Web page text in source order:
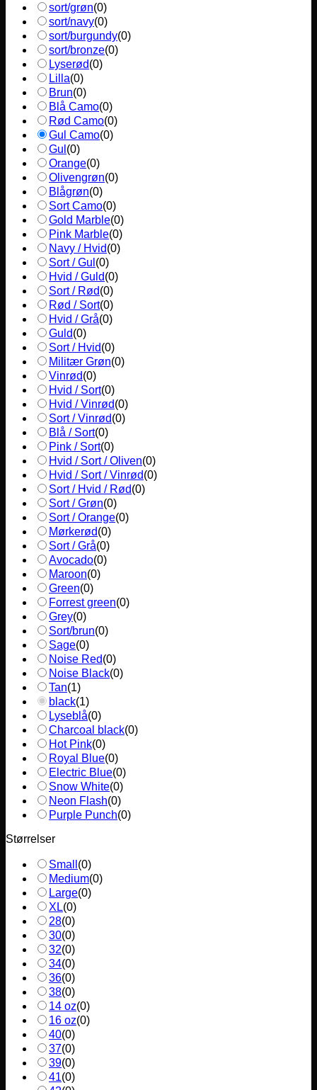
sort/grøn(0)
sort/navy(0)
sort/burgundy(0)
sort/bronze(0)
Lyserød(0)
Lilla(0)
Brun(0)
Blå Camo(0)
Rød Camo(0)
Gul Camo(0)
Gul (0)
Orange(0)
Olivengrøn(0)
Blågrøn(0)
Sort Camo(0)
Gold Marble(0)
Pink Marble(0)
Navy / Hvid(0)
Sort / Gul (0)
Hvid / Guld(0)
Sort / Rød(0)
Rød / Sort(0)
Hvid / Grå(0)
Guld(0)
Sort / Hvid(0)
Militær Grøn(0)
Vinrød(0)
Hvid / Sort(0)
Hvid / Vinrød(0)
Sort / Vinrød(0)
Blå / Sort(0)
Pink / Sort(0)
Hvid / Sort / Oliven(0)
Hvid / Sort / Vinrød(0)
Sort / Hvid / Rød(0)
Sort / Grøn(0)
Sort / Orange(0)
Mørkerød(0)
Sort / Grå(0)
Avocado(0)
Maroon(0)
Green(0)
Forrest green(0)
Grey(0)
Sort/brun(0)
Sage(0)
Noise Red(0)
Noise Black(0)
Tan(1)
black(1)
Lyseblå(0)
Charcoal black(0)
Hot Pink(0)
Royal Blue(0)
Electric Blue(0)
Snow White(0)
Neon Flash(0)
Purple Punch(0)
Størrelser
Small (0)
Medium(0)
Large(0)
XL(0)
28(0)
30(0)
32(0)
34(0)
36(0)
38(0)
14 oz(0)
16 oz(0)
40(0)
37(0)
39(0)
41(0)